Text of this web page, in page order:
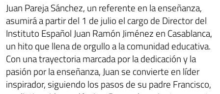
Juan Pareja Sánchez, un referente en la enseñanza,
asumirá a partir del 1 de julio el cargo de Director del
Instituto Español Juan Ramón Jiménez en Casablanca,
un hito que llena de orgullo a la comunidad educativa.
Con una trayectoria marcada por la dedicación y la
pasión por la enseñanza, Juan se convierte en líder
inspirador, siguiendo los pasos de su padre Francisco,